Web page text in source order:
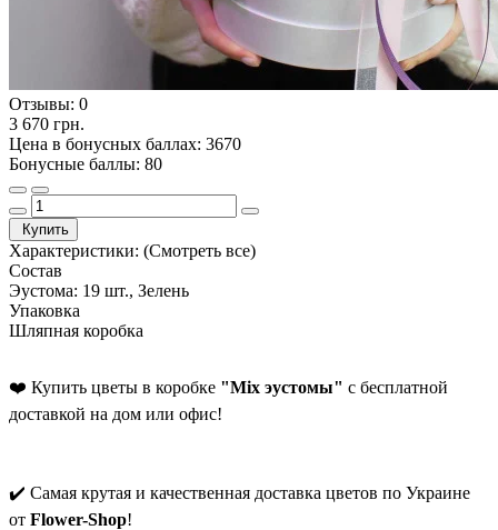
Отзывы: 0
3 670 грн.
Цена в бонусных баллах: 3670
Бонусные баллы: 80
Купить
Характеристики: (Смотреть все)
Состав
Эустома: 19 шт., Зелень
Упаковка
Шляпная коробка
❤️ Купить цветы в коробке "Mix эустомы" с бесплатной
доставкой на дом или офис!
✔️ Самая крутая и качественная доставка цветов по Украине
от Flower-Shop!